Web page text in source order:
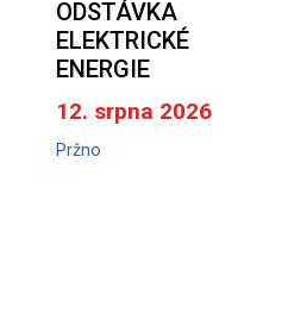
ODSTÁVKA
ELEKTRICKÉ
ENERGIE
12. srpna 2026
Pržno